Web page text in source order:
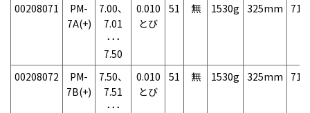
00208071
PM-
7A(+)
7.00、
7.01
･･･
7.50
0.010
とび
51 無 1530g 325mm
00208072
PM-
7B(+)
7.50、
7.51
･･･
0.010
とび
51 無 1530g 325mm